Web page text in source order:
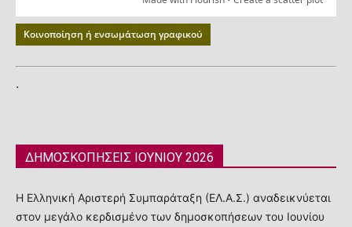
Κοινοποίηση ή ενσωμάτωση γραφικού
.
ΔΗΜΟΣΚΟΠΗΣΕΙΣ ΙΟΥΝΙΟΥ 2026
Η Ελληνική Αριστερή Συμπαράταξη (ΕΛ.Α.Σ.) αναδεικνύεται
στον μεγάλο κερδισμένο των δημοσκοπήσεων του Ιουνίου